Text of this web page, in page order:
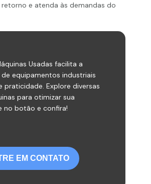
e atenda às demandas do
Usadas facilita a
equipamentos industriais
praticidade. Explore diversas
para otimizar sua
no botão e confira!
EM CONTATO